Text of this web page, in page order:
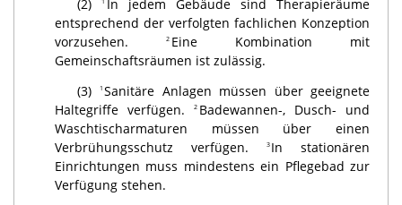
(2)
In jedem Gebäude sind Therapieräume
entsprechend der verfolgten fachlichen Konzeption
vorzusehen.2 Eine Kombination mit
Gemeinschaftsräumen ist zulässig.
(3)
1 Sanitäre Anlagen müssen über geeignete
Haltegriffe verfügen.2 Badewannen-, Dusch- und
Waschtischarmaturen müssen über einen
Verbrühungsschutz verfügen.
3 In stationären
Einrichtungen muss mindestens ein Pflegebad zur
Verfügung stehen.